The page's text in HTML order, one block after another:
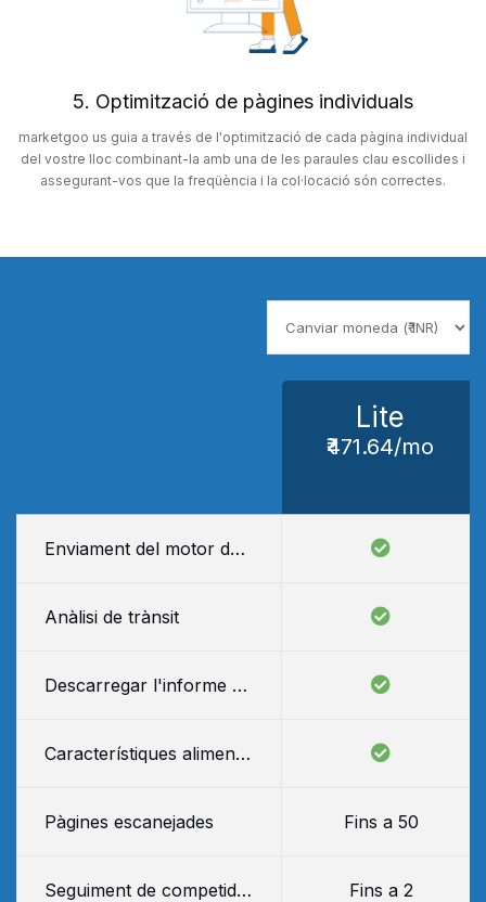
5. Optimització de pàgines individuals
marketgoo us guia a través de l'optimització de cada pàgina individual
del vostre lloc combinant-la amb una de les paraules clau escollides i
assegurant-vos que la freqüència i la col·locació són correctes.
Enviament del motor de cerca
Anàlisi de trànsit
Descarregar l'informe SEO com a PDF (Veure
Característiques alimentades per IA: Generació automàtica de títol i descripció meta
Pàgines escanejades
Seguiment de competidors
Lite
₹471.64/mo
Fins a 50
Fins a 2